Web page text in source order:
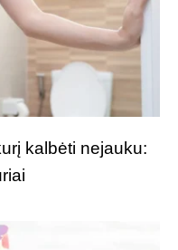
kalbėti nejauku: